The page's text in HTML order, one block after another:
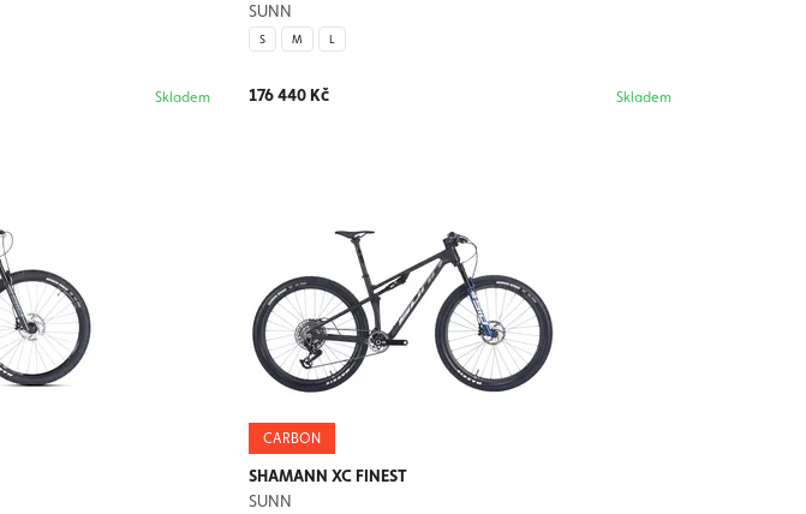
Skladem
SUNN
S M L
176 440 Kč Skladem
CARBON
SHAMANN XC FINEST
SUNN